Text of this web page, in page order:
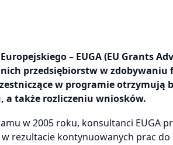
– EUGA (EU Grants
przedsiębiorstw w
w programie otrzymują
a także rozliczeniu wniosków.
w 2005 roku, konsultanci EUGA
w rezultacie kontynuowanych prac